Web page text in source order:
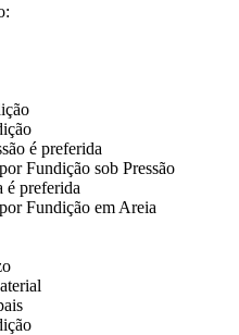
é preferida
Fundição sob Pressão
é preferida
Fundição em Areia